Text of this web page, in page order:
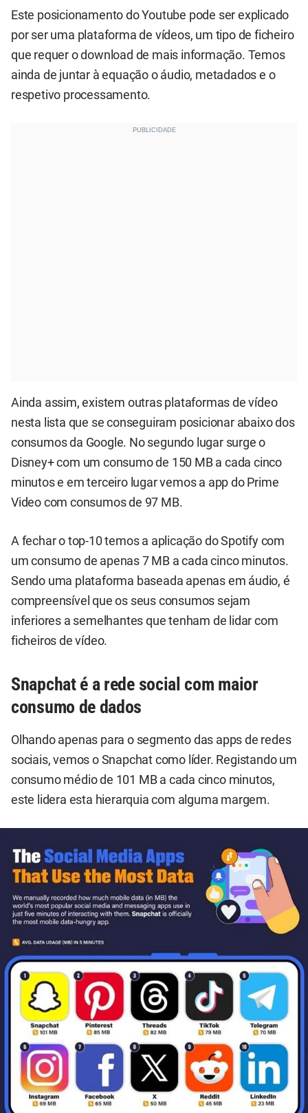
Este posicionamento do Youtube pode ser explicado
por ser uma plataforma de vídeos, um tipo de ficheiro
que requer o download de mais informação. Temos
ainda de juntar à equação o áudio, metadados e o
respetivo processamento.
Ainda assim, existem outras plataformas de vídeo
nesta lista que se conseguiram posicionar abaixo dos
consumos da Google. No segundo lugar surge o
Disney+ com um consumo de 150 MB a cada cinco
minutos e em terceiro lugar vemos a app do Prime
Video com consumos de 97 MB.
A fechar o top-10 temos a aplicação do Spotify com
um consumo de apenas 7 MB a cada cinco minutos.
Sendo uma plataforma baseada apenas em áudio, é
compreensível que os seus consumos sejam
inferiores a semelhantes que tenham de lidar com
ficheiros de vídeo.
Snapchat é a rede social com maior
consumo de dados
Olhando apenas para o segmento das apps de redes
sociais, vemos o Snapchat como líder. Registando um
consumo médio de 101 MB a cada cinco minutos,
este lidera esta hierarquia com alguma margem.